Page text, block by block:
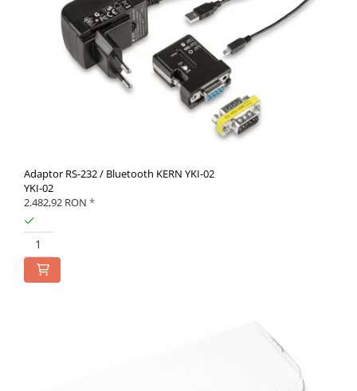
Adaptor RS-232 / Bluetooth KERN YKI-02
YKI-02
2.482,92 RON *